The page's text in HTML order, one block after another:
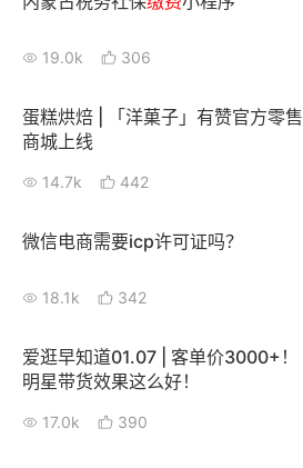
行业洞察
品牌消费观
新零售资讯
商家社区
合作共进
19.0k 306
蛋糕烘焙 | 「​洋菓子」有赞官方零售
商城上线
14.7k 442
微信电商需要icp许可证吗？
18.1k 342
爱逛早知道01.07 | 客单价3000+！
明星带货效果这么好！
17.0k 390